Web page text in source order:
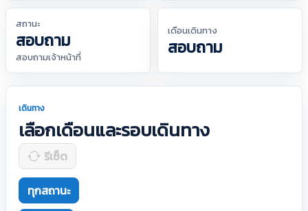
สถานะ
สอบถาม
สอบถามเจ้าหน้าที่
เดือนเดินทาง
สอบถาม
เดินทาง
เลือกเดือนและรอบเดินทาง
รีเซ็ต
ทุกสถานะ